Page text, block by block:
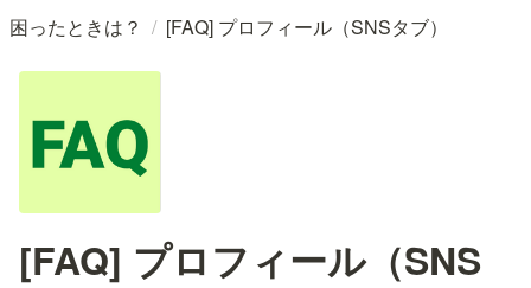
困ったときは？ / [FAQ] プロフィール（SNSタブ）
[FAQ] プロフィール（SNS